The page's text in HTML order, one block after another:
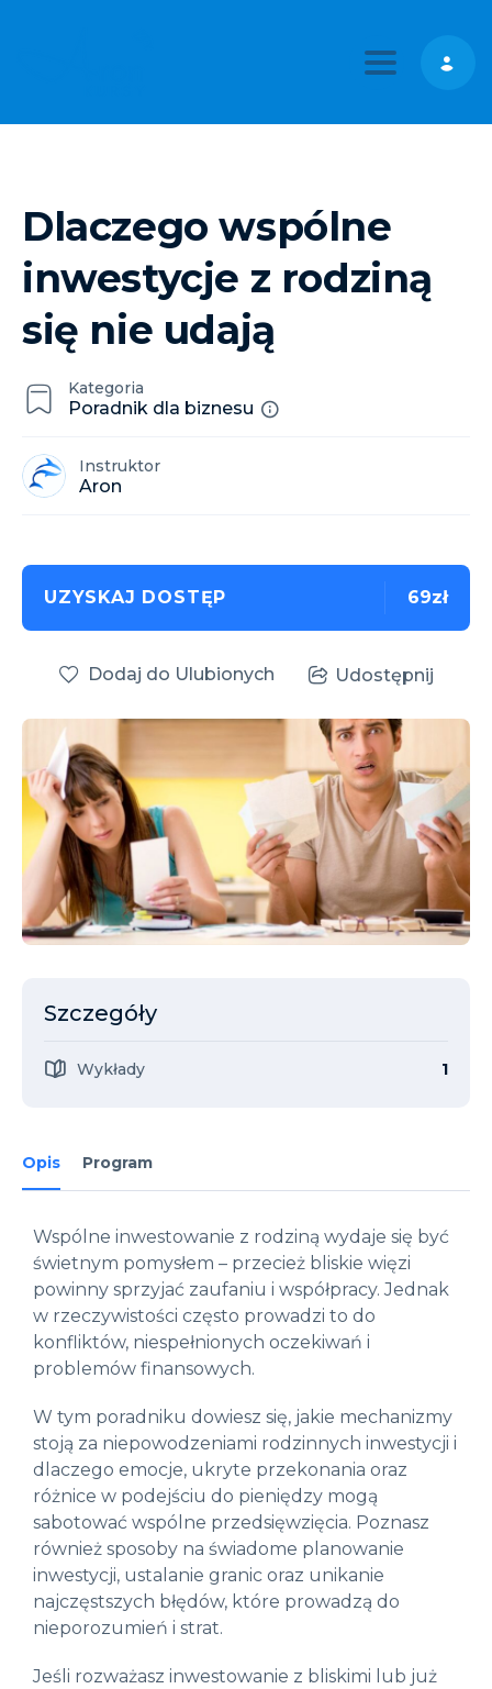
Toggle
Kategoria
Poradnik dla biznesu
Instruktor
Aron
Dlaczego wspólne
inwestycje z rodziną
się nie udają
Opis Program
Wspólne inwestowanie z rodziną wydaje się być
świetnym pomysłem – przecież bliskie więzi
powinny sprzyjać zaufaniu i współpracy. Jednak
w rzeczywistości często prowadzi to do
konfliktów, niespełnionych oczekiwań i
problemów finansowych.
W tym poradniku dowiesz się, jakie mechanizmy
stoją za niepowodzeniami rodzinnych inwestycji i
dlaczego emocje, ukryte przekonania oraz
różnice w podejściu do pieniędzy mogą
sabotować wspólne przedsięwzięcia. Poznasz
również sposoby na świadome planowanie
inwestycji, ustalanie granic oraz unikanie
najczęstszych błędów, które prowadzą do
nieporozumień i strat.
Jeśli rozważasz inwestowanie z bliskimi lub już
UZYSKAJ DOSTĘP 69zł
Dodaj do Ulubionych Udostępnij
Szczegóły
Wykłady 1